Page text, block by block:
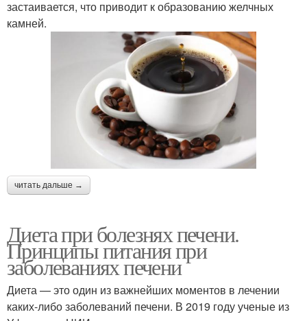
застаивается, что приводит к образованию желчных
камней.
читать дальше →
Диета при болезнях печени.
Принципы питания при
заболеваниях печени
Диета — это один из важнейших моментов в лечении
каких-либо заболеваний печени. В 2019 году ученые из